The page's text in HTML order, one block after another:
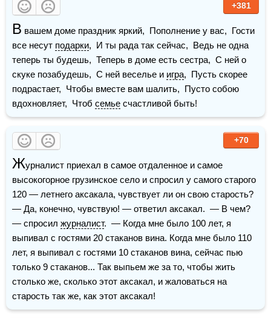
+381
В вашем доме праздник яркий,  Пополнение у вас,  Гости
все несут подарки,  И ты рада так сейчас,  Ведь не одна
теперь ты будешь,  Теперь в доме есть сестра,  С ней о
скуке позабудешь,  С ней веселье и игра,  Пусть скорее
подрастает,  Чтобы вместе вам шалить,  Пусто собою
вдохновляет,  Чтоб семье счастливой быть!
+70
Журналист приехал в самое отдаленное и самое
высокогорное грузинское село и спросил у самого старого
120 — летнего аксакала, чувствует ли он свою старость?
— Да, конечно, чувствую! — ответил аксакал.  — В чем?
— спросил журналист.  — Когда мне было 100 лет, я
выпивал с гостями 20 стаканов вина. Когда мне было 110
лет, я выпивал с гостями 10 стаканов вина, сейчас пью
только 9 стаканов... Так выпьем же за то, чтобы жить
столько же, сколько этот аксакал, и жаловаться на
старость так же, как этот аксакал!